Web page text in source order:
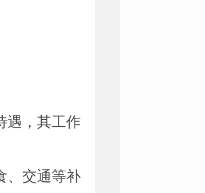
遇，其工作
、交通等补